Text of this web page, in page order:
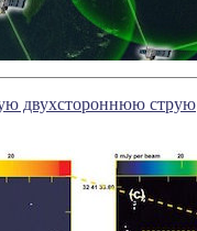
двухстороннюю струю